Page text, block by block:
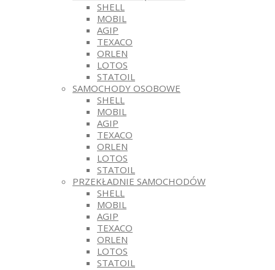
SHELL
MOBIL
AGIP
TEXACO
ORLEN
LOTOS
STATOIL
SAMOCHODY OSOBOWE
SHELL
MOBIL
AGIP
TEXACO
ORLEN
LOTOS
STATOIL
PRZEKŁADNIE SAMOCHODÓW
SHELL
MOBIL
AGIP
TEXACO
ORLEN
LOTOS
STATOIL